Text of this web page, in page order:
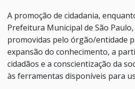
A promoção de cidadania,
Prefeitura Municipal de São
promovidas pelo órgão/entidade
expansão do conhecimento, a
cidadãos e a conscientização da
às ferramentas disponíveis para